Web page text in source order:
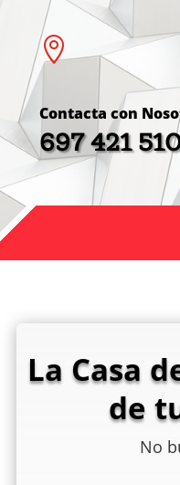

Contacta con
697 421
La Casa
de
No